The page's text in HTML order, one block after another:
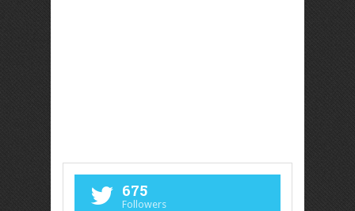
675
Followers